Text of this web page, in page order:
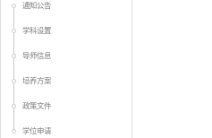
通知公告
学科设置
导师信息
培养方案
政策文件
学位申请